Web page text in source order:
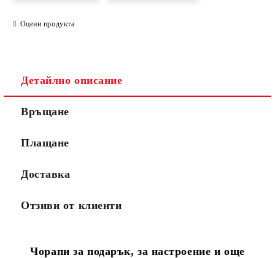
Оцени продукта
Детайлно описание
Връщане
Плащане
Доставка
Отзиви от клиенти
Чорапи за подарък, за настроение и още